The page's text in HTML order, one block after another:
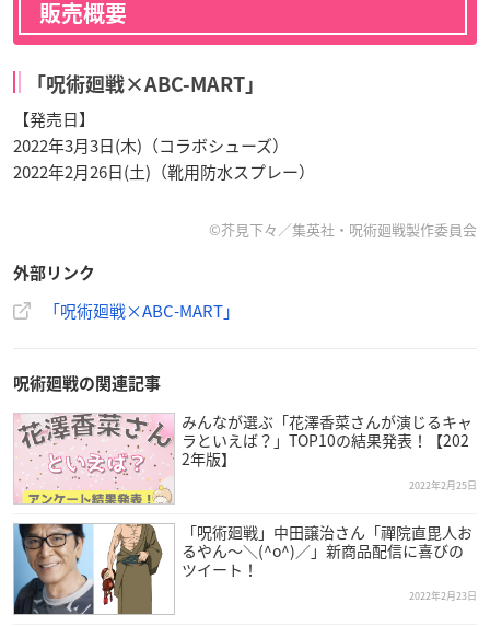
販売概要
「呪術廻戦×ABC-MART」
【発売日】
2022年3月3日(木)（コラボシューズ）
2022年2月26日(土)（靴用防水スプレー）
©芥見下々／集英社・呪術廻戦製作委員会
外部リンク
「呪術廻戦×ABC-MART」
呪術廻戦の関連記事
みんなが選ぶ「花澤香菜さんが演じるキャ
ラといえば？」TOP10の結果発表！【202
2年版】
2022年2月25日
「呪術廻戦」中田譲治さん「禪院直毘人お
るやん〜＼(^o^)／」新商品配信に喜びの
ツイート！
2022年2月23日